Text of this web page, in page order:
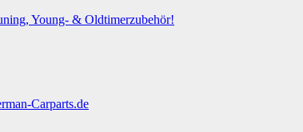
Young- & Oldtimerzubehör!